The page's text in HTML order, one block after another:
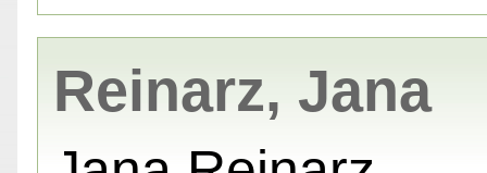
Reinarz, Jana